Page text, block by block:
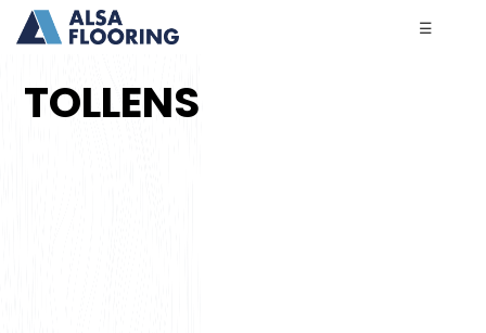
☰
TOLLENS